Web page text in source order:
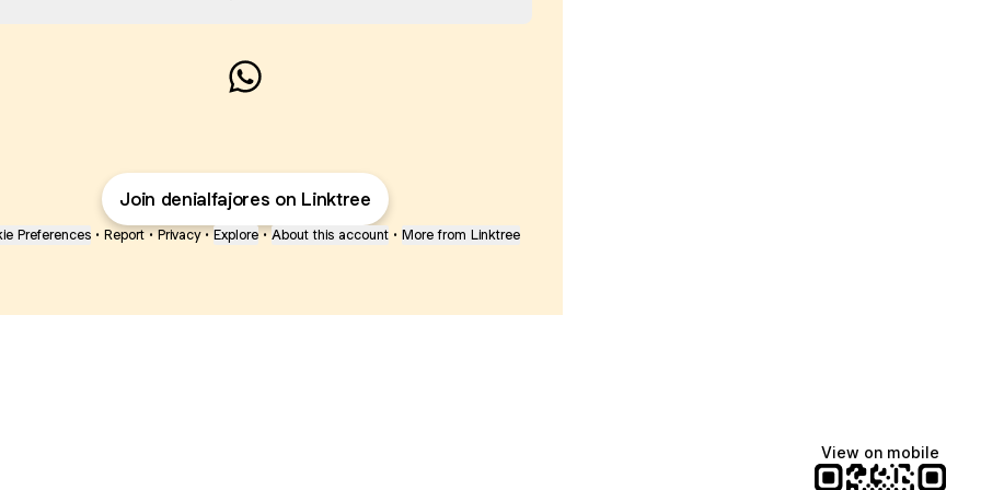
Join denialfajores on Linktree
Preferences • Report • Privacy • Explore • About this account • More from Linktree
View on mobile